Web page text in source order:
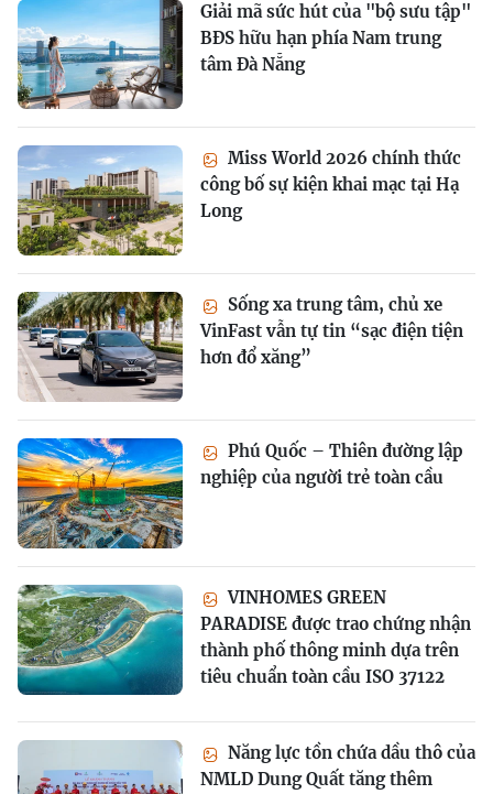
Giải mã sức hút của "bộ sưu tập"
BĐS hữu hạn phía Nam trung
tâm Đà Nẵng
Miss World 2026 chính thức
công bố sự kiện khai mạc tại Hạ
Long
Sống xa trung tâm, chủ xe
VinFast vẫn tự tin “sạc điện tiện
hơn đổ xăng”
Phú Quốc – Thiên đường lập
nghiệp của người trẻ toàn cầu
VINHOMES GREEN
PARADISE được trao chứng nhận
thành phố thông minh dựa trên
tiêu chuẩn toàn cầu ISO 37122
Năng lực tồn chứa dầu thô của
NMLD Dung Quất tăng thêm